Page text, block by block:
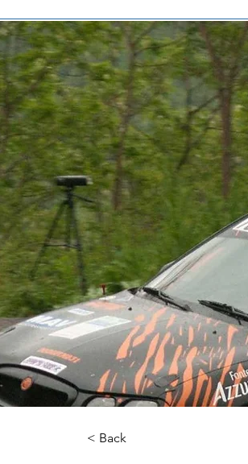
< Back